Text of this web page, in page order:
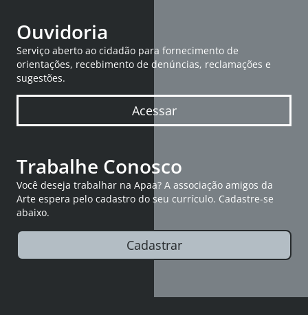
Ouvidoria
Serviço aberto ao cidadão para fornecimento de
orientações, recebimento de denúncias, reclamações e
sugestões.
Acessar
Trabalhe Conosco
Você deseja trabalhar na Apaa? A associação amigos da
Arte espera pelo cadastro do seu currículo. Cadastre-se
abaixo.
Cadastrar